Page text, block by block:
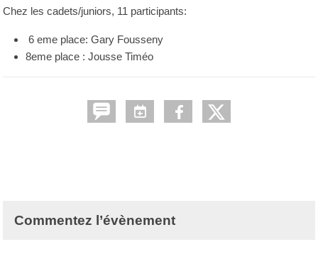
Chez les cadets/juniors, 11 participants:
6 eme place: Gary Fousseny
8eme place : Jousse Timéo
Commentez l’évènement